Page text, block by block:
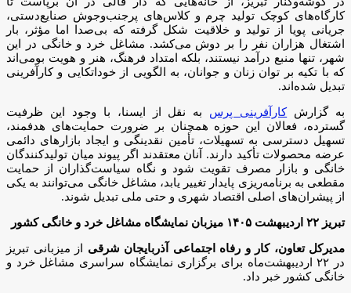
کارگاه‌های کوچک تولید چرم و کلاس‌های پرجنب‌وجوش صنایع‌دستی،
جریانی پویا از تولید و خلاقیت شکل گرفته که بی‌صدا اما مؤثر، بار
اشتغال هزاران نفر را بر دوش می‌کشد. مشاغل خرد و خانگی در این
شهر، تنها منبع درآمد نیستند، بلکه امتداد فرهنگ، هنر و هویت بومی‌اند
که با تکیه بر توان زنان و جوانان، به الگویی از خوداتکایی و کارآفرینی
تبدیل شده‌اند.
به گزارشکارآفرینی پرس به نقل از ایسنا، با وجود این ظرفیت
گسترده، فعالان این حوزه همچنان بر ضرورت حمایت‌های هدفمند،
تسهیل دسترسی به تسهیلات، تأمین نقدینگی و ایجاد بازارهای دائمی
عرضه محصولات تأکید دارند. آنان معتقدند اگر پیوند میان تولیدکنندگان
خانگی و بازار مصرف تقویت شود و نگاه سیاست‌گذاران از حمایت
مقطعی به برنامه‌ریزی پایدار تغییر یابد، مشاغل خانگی می‌توانند به یکی
از پیشران‌های اصلی اقتصاد شهری و حتی ملی تبدیل شوند.
تبریز ۲۲ اردیبهشت ۱۴۰۵ میزبان نمایشگاه مشاغل خرد و خانگی کشور
مدیرکل تعاون، کار و رفاه اجتماعی آذربایجان شرقی از میزبانی تبریز
در ۲۲ اردیبهشت‌ماه برای برگزاری نمایشگاه سراسری مشاغل خرد و
خانگی کشور خبر داد.